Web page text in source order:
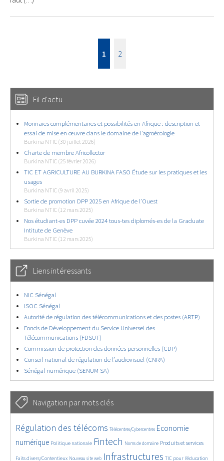
1 2
Fil d'actu
Monnaies complémentaires et possibilités en Afrique : description et
essai de mise en œuvre dans le domaine de l’agroécologie
Burkina NTIC (30 juillet 2026)
Charte de membre Africollector
Burkina NTIC (25 février 2026)
TIC ET AGRICULTURE AU BURKINA FASO Étude sur les pratiques et les
usages
Burkina NTIC (9 avril 2025)
Sortie de promotion DPP 2025 en Afrique de l’Ouest
Burkina NTIC (12 mars 2025)
Nos étudiant-es DPP cuvée 2024 tous-tes diplomés-es de la Graduate
Intitute de Genève
Burkina NTIC (12 mars 2025)
Liens intéressants
NIC Sénégal
ISOC Sénégal
Autorité de régulation des télécommunications et des postes (ARTP)
Fonds de Développement du Service Universel des
Télécommunications (FDSUT)
Commission de protection des données personnelles (CDP)
Conseil national de régulation de l’audiovisuel (CNRA)
Sénégal numérique (SENUM SA)
Navigation par mots clés
4600/5554
Régulation des télécoms
347/5554 Télécentres/Cybercentres
3709/5554
Economie
numérique
1838/5554 Politique nationale
5157/5554 Fintech
677/5554 Noms de domaine
2394/5554 Produits et services
1521/5554
Faits divers/Contentieux Nouveau site web Infrastructures TIC pour l’éducation